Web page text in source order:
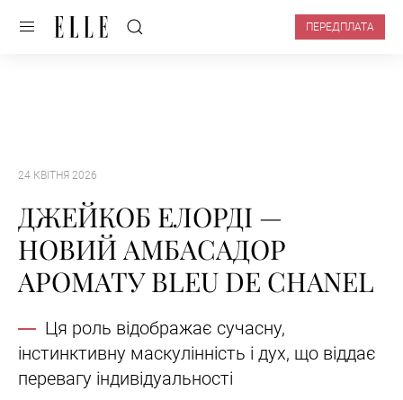
ПЕРЕДПЛАТА
24 КВІТНЯ 2026
ДЖЕЙКОБ ЕЛОРДІ —
НОВИЙ АМБАСАДОР
АРОМАТУ BLEU DE CHANEL
Ця роль відображає сучасну,
інстинктивну маскулінність і дух, що віддає
перевагу індивідуальності